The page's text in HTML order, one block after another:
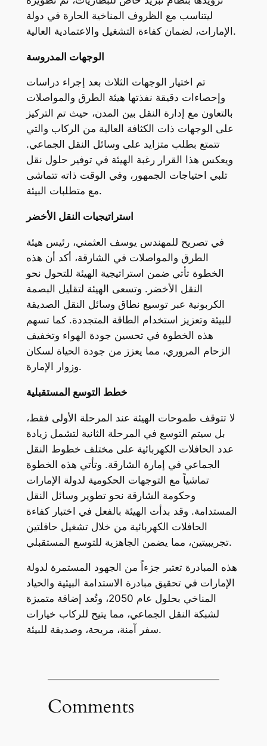
ليتناسب مع الظروف المناخية الحارة في دولة
الإمارات، لضمان كفاءة التشغيل والاعتمادية العالية.
الوجهات المدروسة
تم اختيار الوجهات الثلاث بعد إجراء دراسات
وإحصاءات دقيقة نفذتها هيئة الطرق والمواصلات
بالتعاون مع إدارة النقل بين المدن، حيث تم التركيز
على الوجهات ذات الكثافة العالية من الركاب والتي
تتمتع بطلب متزايد على وسائل النقل الجماعي.
ويعكس هذا القرار رغبة الهيئة في توفير حلول نقل
تلبي احتياجات الجمهور، وفي الوقت ذاته تتماشى
مع متطلبات البيئة.
استراتيجيات النقل الأخضر
في تصريح للمهندس يوسف العثمني، رئيس هيئة
الطرق والمواصلات في الشارقة، أكد أن هذه
الخطوة تأتي ضمن استراتيجية الهيئة للتحول نحو
النقل الأخضر. وتسعى الهيئة لتقليل البصمة
الكربونية عبر توسيع نطاق وسائل النقل الصديقة
للبيئة وتعزيز استخدام الطاقة المتجددة. كما تسهم
هذه الخطوة في تحسين جودة الهواء وتخفيف
الزحام المروري، مما يعزز من جودة الحياة لسكان
وزوار الإمارة.
خطط التوسع المستقبلية
لا تتوقف طموحات الهيئة عند المرحلة الأولى فقط،
بل سيتم التوسع في المرحلة الثانية لتشمل زيادة
عدد الحافلات الكهربائية على مختلف خطوط النقل
الجماعي في إمارة الشارقة. وتأتي هذه الخطوة
تماشياً مع التوجهات الحكومية لدولة الإمارات
وحكومة الشارقة نحو تطوير وسائل النقل
المستدامة. وقد بدأت الهيئة بالفعل في اختبار كفاءة
الحافلات الكهربائية من خلال تشغيل حافلتين
تجريبيتين، مما يضمن الجاهزية للتوسع المستقبلي.
هذه المبادرة تعتبر جزءاً من الجهود المستمرة لدولة
الإمارات في تحقيق مبادرة الاستدامة البيئية والحياد
المناخي بحلول عام 2050، وتُعد إضافة متميزة
لشبكة النقل الجماعي، مما يتيح للركاب خيارات
سفر آمنة، مريحة، وصديقة للبيئة.
Comments